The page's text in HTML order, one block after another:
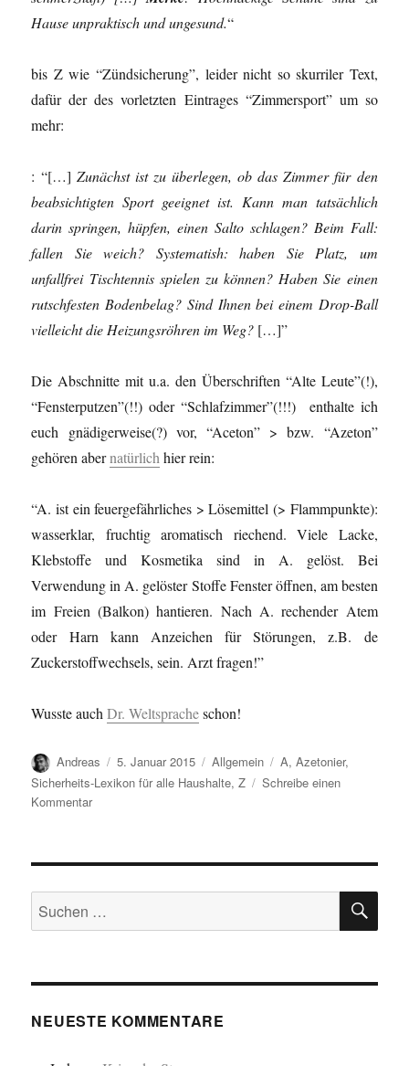
Hause unpraktisch und ungesund.“
bis Z wie “Zündsicherung”, leider nicht so skurriler Text,
dafür der des vorletzten Eintrages “Zimmersport” um so
mehr:
: “[…] Zunächst ist zu überlegen, ob das Zimmer für den
beabsichtigten Sport geeignet ist. Kann man tatsächlich
darin springen, hüpfen, einen Salto schlagen? Beim Fall:
fallen Sie weich? Systematish: haben Sie Platz, um
unfallfrei Tischtennis spielen zu können? Haben Sie einen
rutschfesten Bodenbelag? Sind Ihnen bei einem Drop-Ball
vielleicht die Heizungsröhren im Weg? […]”
Die Abschnitte mit u.a. den Überschriften “Alte Leute”(!),
“Fensterputzen”(!!) oder “Schlafzimmer”(!!!) enthalte ich
euch gnädigerweise(?) vor, “Aceton” > bzw. “Azeton”
gehören abernatürlichhier rein:
“A. ist ein feuergefährliches > Lösemittel (> Flammpunkte):
wasserklar, fruchtig aromatisch riechend. Viele Lacke,
Klebstoffe und Kosmetika sind in A. gelöst. Bei
Verwendung in A. gelöster Stoffe Fenster öffnen, am besten
im Freien (Balkon) hantieren. Nach A. rechender Atem
oder Harn kann Anzeichen für Störungen, z.B. de
Zuckerstoffwechsels, sein. Arzt fragen!”
Wusste auchDr. Weltspracheschon!
Autor
Andreas
Veröffentlicht
am
5. Januar 2015 Kategorien
Allgemein Schlagwörter
A,Azetonier,
Sicherheits-Lexikon für alle Haushalte,Z
Schreibe einen
Kommentarzu
Haushalte
Suchen
nach:
NEUESTE KOMMENTARE